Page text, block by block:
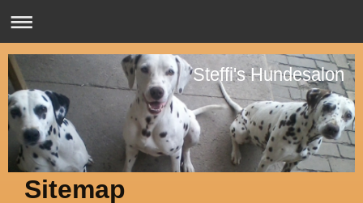
Steffi's Hundesalon
Sitemap